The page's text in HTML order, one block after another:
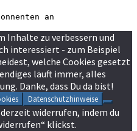
an
Inhalte zu verbessern und
interessiert - zum Beispiel
welche Cookies gesetzt
läuft immer, alles
Danke, dass Du da bist!
Datenschutzhinweise
widerrufen, indem du
klickst.